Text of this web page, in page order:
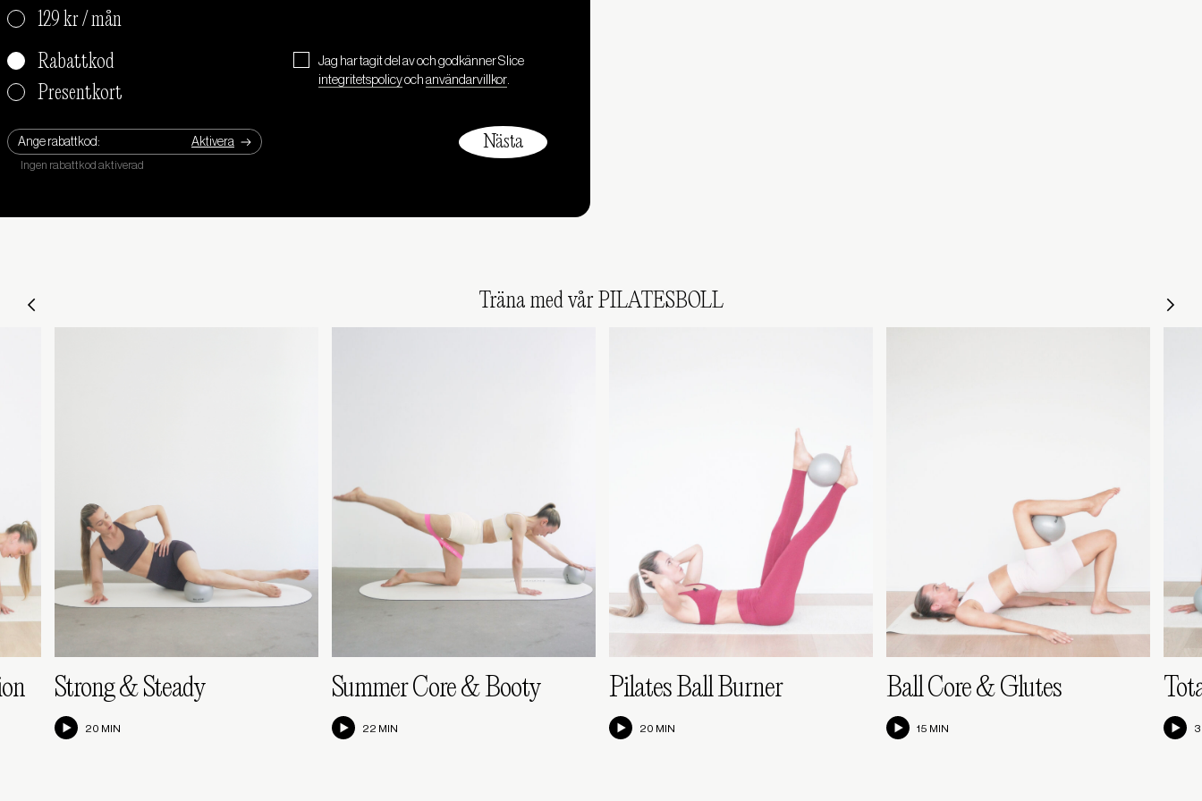
129 kr / mån
Rabattkod
Presentkort
Ange rabattkod:
Jag har tagit del av och godkänner Slice
integritetspolicyoch användarvillkor.
Träna med vår PILATESBOLL
Strong & Steady
20 MIN
Summer Core & Booty
22 MIN
Pilates Ball Burner
20 MIN
Ball Core & Glutes
15 MIN